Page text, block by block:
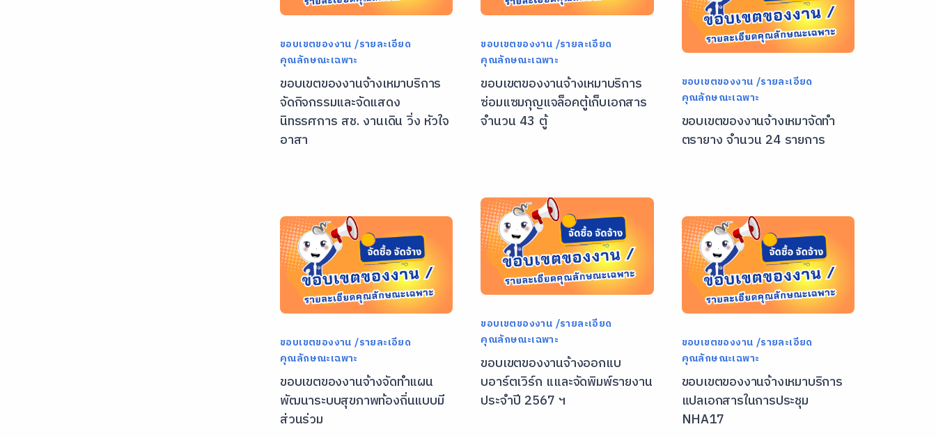
ขอบเขตของงาน /รายละเอียด
คุณลักษณะเฉพาะ
ขอบเขตของงานจ้างเหมาบริการ
จัดกิจกรรมและจัดแสดง
นิทรรศการ สช. งานเดิน วิ่ง หัวใจ
อาสา
ขอบเขตของงาน /รายละเอียด
คุณลักษณะเฉพาะ
ขอบเขตของงานจ้างเหมาบริการ
ซ่อมแซมกุญแจล็อคตู้เก็บเอกสาร
จำนวน 43 ตู้
ขอบเขตของงาน /รายละเอียด
คุณลักษณะเฉพาะ
ขอบเขตของงานจ้างเหมาจัดทำ
ตรายาง จำนวน 24 รายการ
ขอบเขตของงาน /รายละเอียด
คุณลักษณะเฉพาะ
ขอบเขตของงานจ้างออกแบ
บอาร์ตเวิร์ก แและจัดพิมพ์รายงาน
ประจำปี 2567 ฯ
ขอบเขตของงาน /รายละเอียด
คุณลักษณะเฉพาะ
ขอบเขตของงานจ้างจัดทำแผน
พัฒนาระบบสุขภาพท้องถิ่นแบบมี
ส่วนร่วม
ขอบเขตของงาน /รายละเอียด
คุณลักษณะเฉพาะ
ขอบเขตของงานจ้างเหมาบริการ
แปลเอกสารในการประชุม
NHA17